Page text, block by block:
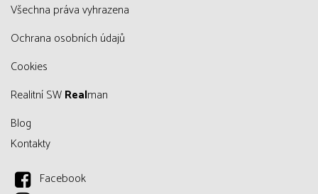
všechna práva vyhrazena
Ochrana osobních údajů
Cookies
Realitní SWRealman
Blog
Kontakty
Facebook